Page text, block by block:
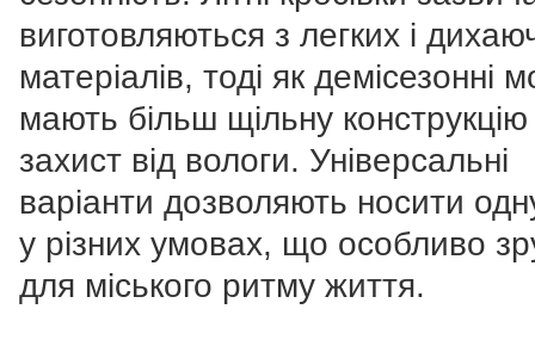
виготовляються з легких і
матеріалів, тоді як демісезонні
мають більш щільну конструкцію
захист від вологи. Універсальні
варіанти дозволяють носити
у різних умовах, що особливо
для міського ритму життя.